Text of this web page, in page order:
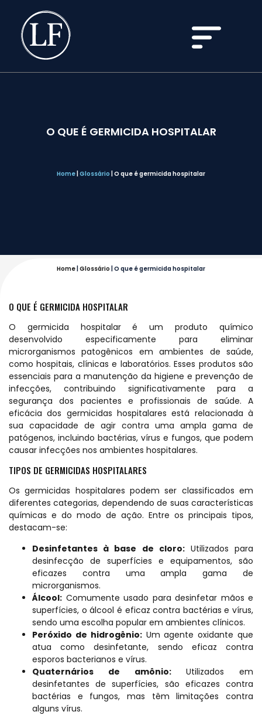
O QUE É GERMICIDA HOSPITALAR
Home Glossário O que é germicida hospitalar
Home Glossário O que é germicida hospitalar
O QUE É GERMICIDA HOSPITALAR
O germicida hospitalar é um produto químico
desenvolvido especificamente para eliminar
microrganismos patogênicos em ambientes de saúde,
como hospitais, clínicas e laboratórios. Esses produtos são
essenciais para a manutenção da higiene e prevenção de
infecções, contribuindo significativamente para a
segurança dos pacientes e profissionais de saúde. A
eficácia dos germicidas hospitalares está relacionada à
sua capacidade de agir contra uma ampla gama de
patógenos, incluindo bactérias, vírus e fungos, que podem
causar infecções nos ambientes hospitalares.
TIPOS DE GERMICIDAS HOSPITALARES
Os germicidas hospitalares podem ser classificados em
diferentes categorias, dependendo de suas características
químicas e do modo de ação. Entre os principais tipos,
destacam-se:
Desinfetantes à base de cloro:Utilizados para
desinfecção de superfícies e equipamentos, são
eficazes contra uma ampla gama de
microrganismos.
Álcool: Comumente usado para desinfetar mãos e
superfícies, o álcool é eficaz contra bactérias e vírus,
sendo uma escolha popular em ambientes clínicos.
Peróxido de hidrogênio:Um agente oxidante que
atua como desinfetante, sendo eficaz contra
esporos bacterianos e vírus.
Quaternários de amônio:Utilizados em
desinfetantes de superfícies, são eficazes contra
bactérias e fungos, mas têm limitações contra
alguns vírus.